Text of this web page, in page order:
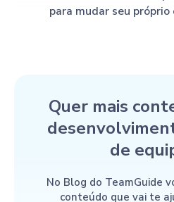
para mudar seu
Quer mais
de
No Blog do TeamGuide
conteúdo que vai te